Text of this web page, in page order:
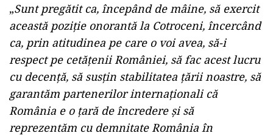
„Sunt pregătit ca, începând de mâine, să exercit
această poziţie onorantă la Cotroceni, încercând
ca, prin atitudinea pe care o voi avea, să-i
respect pe cetățenii României, să fac acest lucru
cu decență, să susțin stabilitatea ţării noastre, să
garantăm partenerilor internaționali că
România e o țară de încredere și să
reprezentăm cu demnitate România în